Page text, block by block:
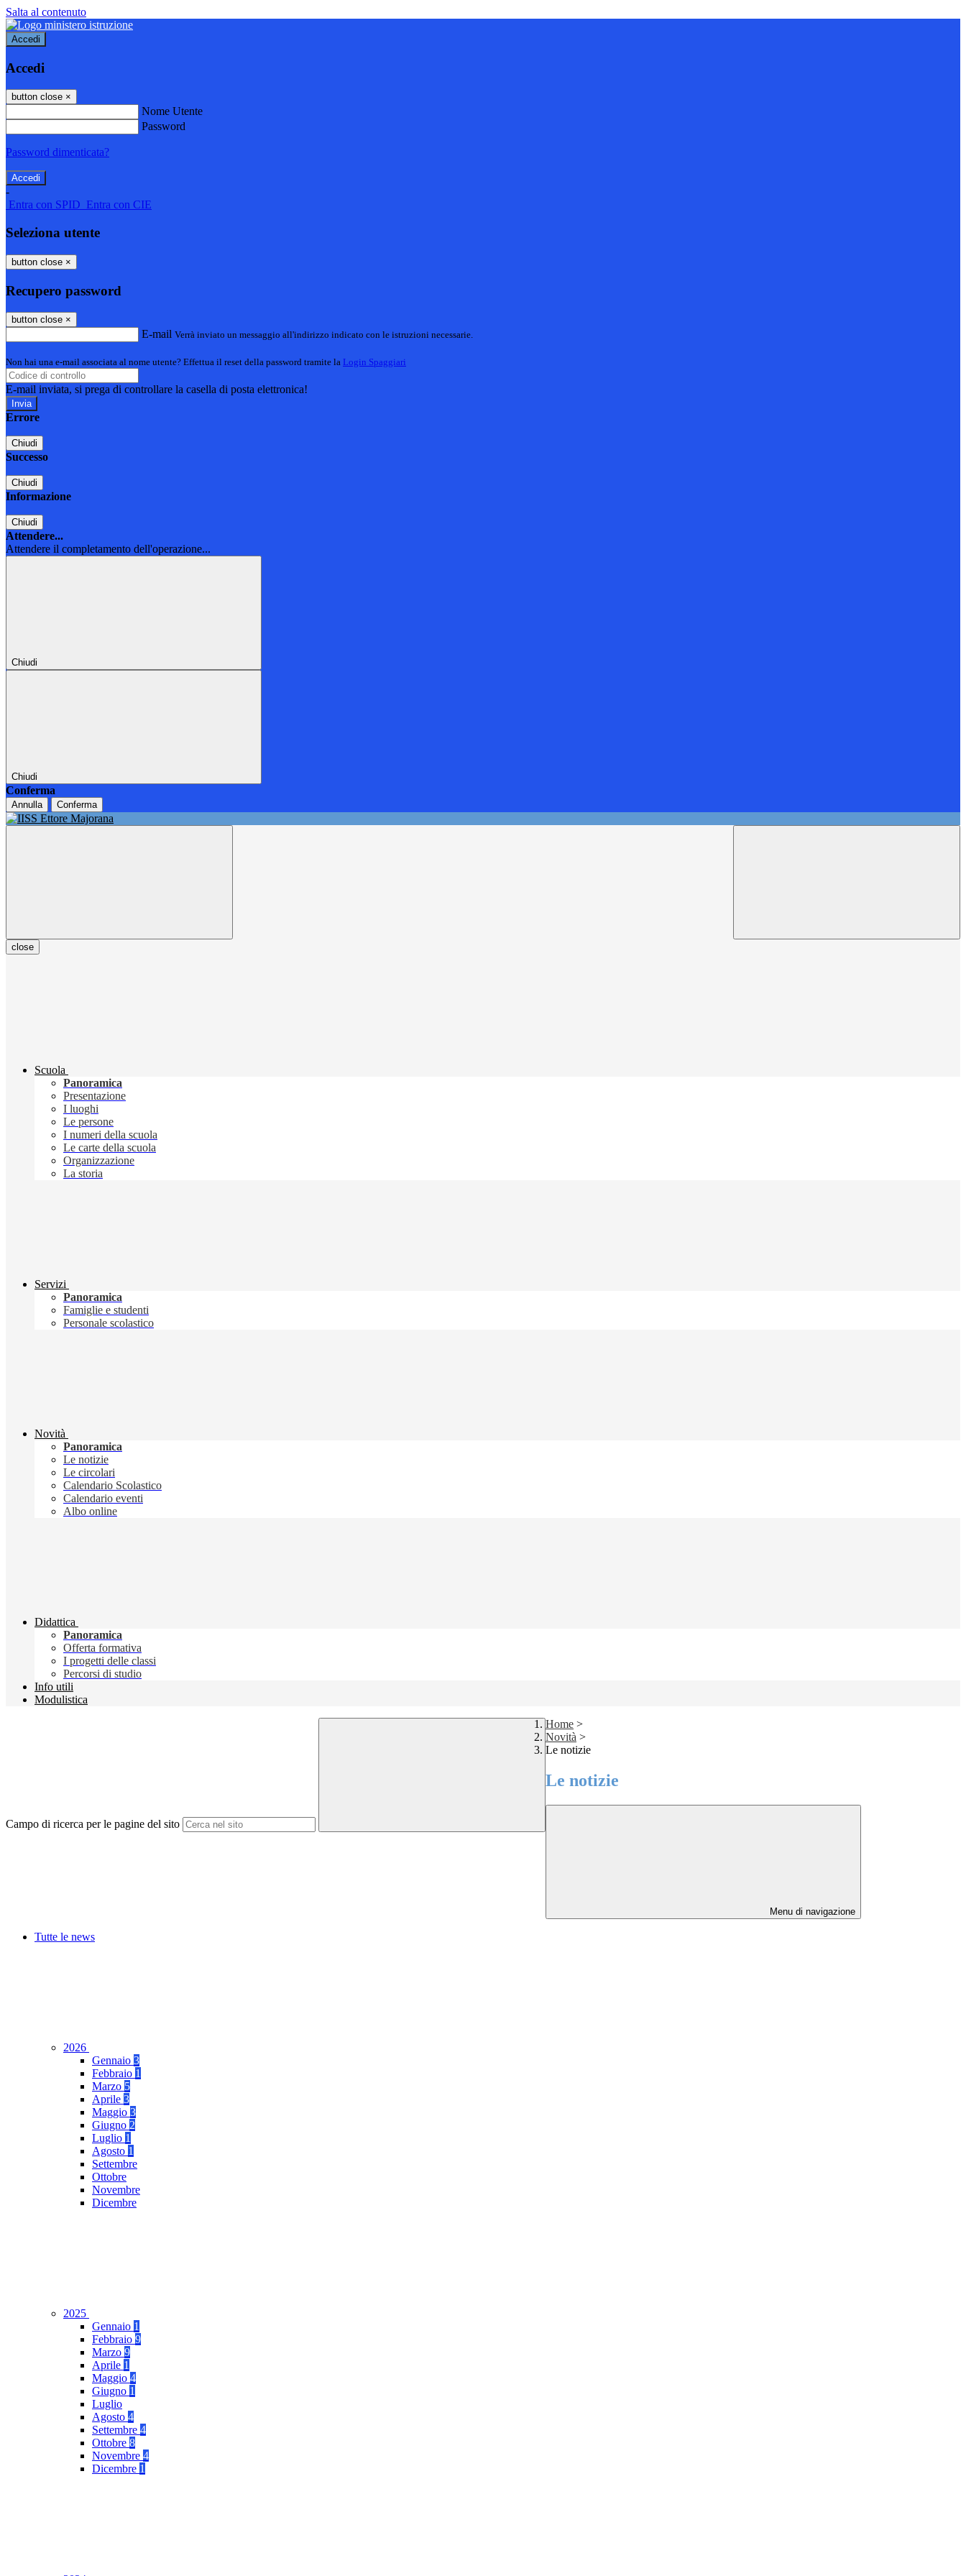
Salta al contenuto
Accedi
Accedi
button close ×
Nome Utente
Password
Password dimenticata?
-
Entra con SPID Entra con CIE
Seleziona utente
button close ×
Recupero password
button close ×
E-mail Verrà inviato un messaggio all'indirizzo indicato con le istruzioni necessarie.
Non hai una e-mail associata al nome utente? Effettua il reset della password tramite la Login Spaggiari
E-mail inviata, si prega di controllare la casella di posta elettronica!
Errore
Chiudi
Successo
Chiudi
Informazione
Chiudi
Attendere...
Attendere il completamento dell'operazione...
Chiudi
Chiudi
Conferma
Annulla Conferma
close
Scuola
Panoramica
Presentazione
I luoghi
Le persone
I numeri della scuola
Le carte della scuola
Organizzazione
La storia
Servizi
Panoramica
Famiglie e studenti
Personale scolastico
Novità
Panoramica
Le notizie
Le circolari
Calendario Scolastico
Calendario eventi
Albo online
Didattica
Panoramica
Offerta formativa
I progetti delle classi
Percorsi di studio
Info utili
Modulistica
Campo di ricerca per le pagine del sito
Home >
Novità >
Le notizie
Le notizie
Menu di navigazione
Tutte le news
2026
Gennaio 3
Febbraio 1
Marzo 5
Aprile 3
Maggio 3
Giugno 2
Luglio 1
Agosto 1
Settembre
Ottobre
Novembre
Dicembre
2025
Gennaio 1
Febbraio 9
Marzo 9
Aprile 1
Maggio 4
Giugno 1
Luglio
Agosto 4
Settembre 4
Ottobre 8
Novembre 4
Dicembre 1